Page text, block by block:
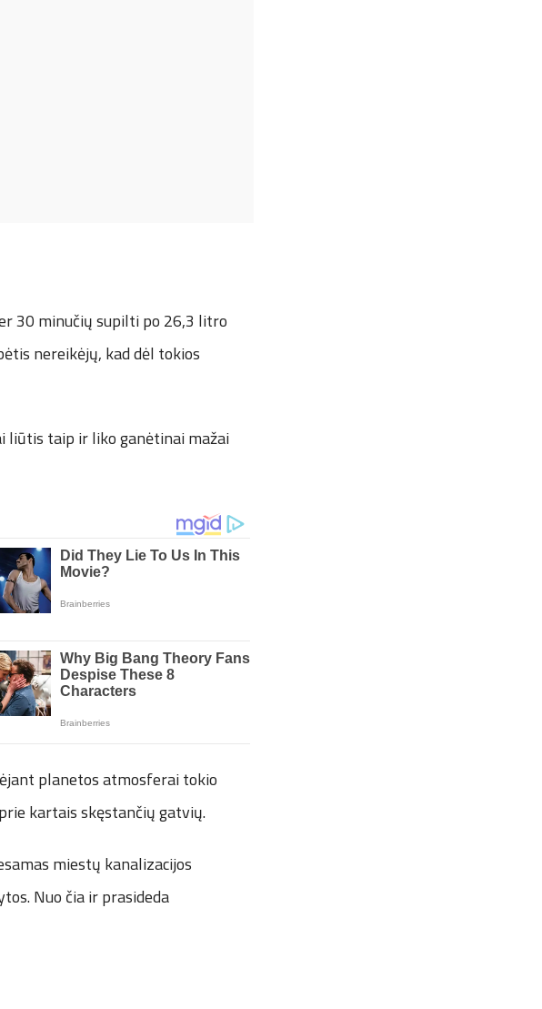
30 minučių supilti po 26,3 litro
nereikėjų, kad dėl tokios
liūtis taip ir liko ganėtinai mažai
planetos atmosferai tokio
kartais skęstančių gatvių.
miestų kanalizacijos
Nuo čia ir prasideda